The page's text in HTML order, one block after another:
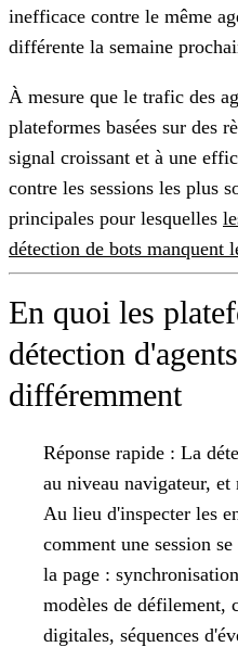
inefficace contre le même
différente la semaine
À mesure que le trafic des
plateformes basées sur des
signal croissant et à une
contre les sessions les plus
principales pour lesquelles
détection de bots manquent
En quoi les
détection
différemment
Réponse rapide : La
au niveau navigateur, et
Au lieu d'inspecter les
comment une session
la page :
modèles de défilement,
digitales, séquences